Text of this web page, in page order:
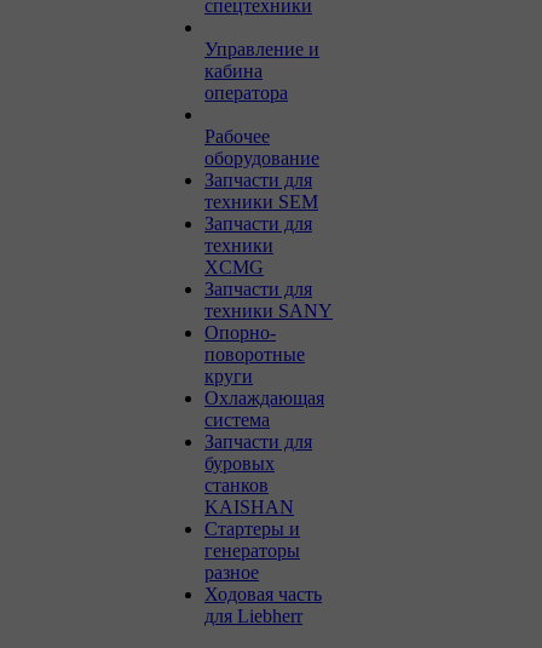
спецтехники
Управление и
кабина
оператора
Рабочее
оборудование
Запчасти для
техники SEM
Запчасти для
техники
XCMG
Запчасти для
техники SANY
Опорно-
поворотные
круги
Охлаждающая
система
Запчасти для
буровых
станков
KAISHAN
Стартеры и
генераторы
разное
Ходовая часть
для Liebherr